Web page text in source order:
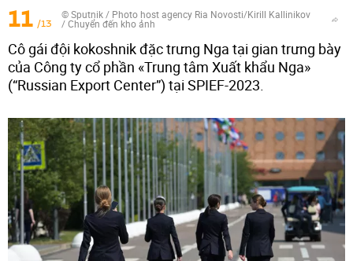
11 /13
© Sputnik / Photo host agency Ria Novosti/Kirill Kallinikov
/Chuyển đến kho ảnh
Cô gái đội kokoshnik đặc trưng Nga tại gian trưng bày
của Công ty cổ phần «Trung tâm Xuất khẩu Nga»
(“Russian Export Center”) tại SPIEF-2023.